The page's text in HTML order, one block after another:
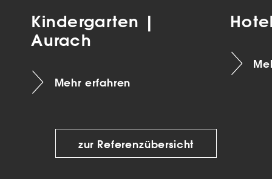
Kindergarten |
Aurach
Mehr erfahren
zur Referenzübersicht